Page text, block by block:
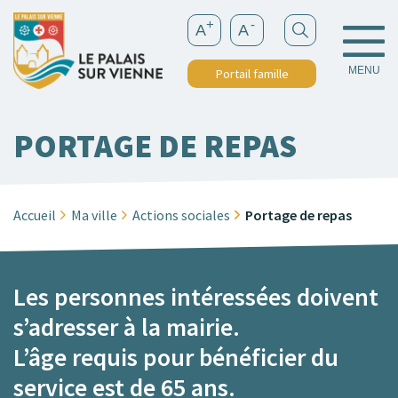
A+ A-
Portail famille MENU
PORTAGE DE REPAS
Accueil Ma ville Actions sociales Portage de repas
Les personnes intéressées doivent
s’adresser à la mairie.
L’âge requis pour bénéficier du
service est de 65 ans.